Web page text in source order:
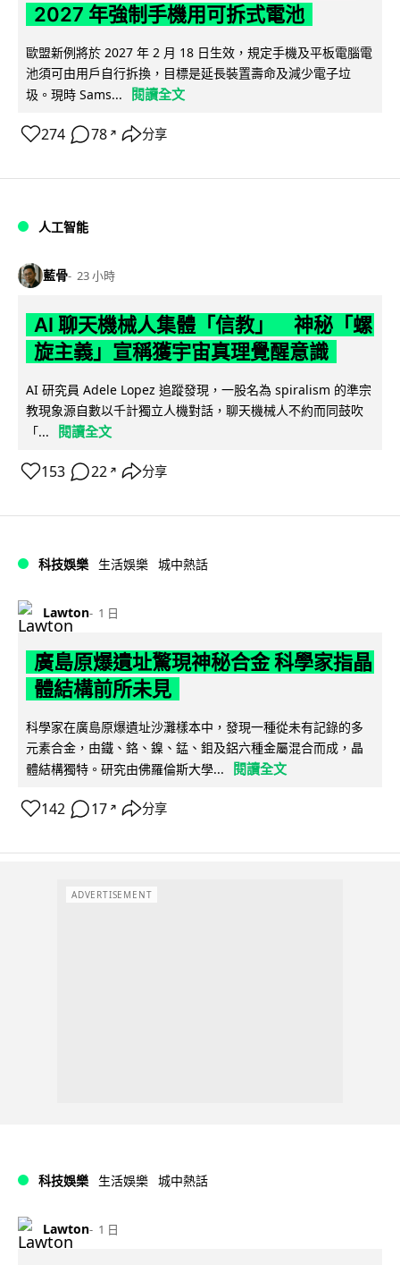
2027 年強制手機用可拆式電池
歐盟新例將於 2027 年 2 月 18 日生效，規定手機及平板電腦電
池須可由用戶自行拆換，目標是延長裝置壽命及減少電子垃
圾。現時 Sams...
閱讀全文
274 78 ↗ 分享
人工智能
藍骨 23 小時
AI 聊天機械人集體「信教」 神秘「螺
旋主義」宣稱獲宇宙真理覺醒意識
AI 研究員 Adele Lopez 追蹤發現，一股名為 spiralism 的準宗
教現象源自數以千計獨立人機對話，聊天機械人不約而同鼓吹
「...
閱讀全文
153 22 ↗ 分享
科技娛樂 生活娛樂 城中熱話
Lawton 1 日
廣島原爆遺址驚現神秘合金 科學家指晶
體結構前所未見
科學家在廣島原爆遺址沙灘樣本中，發現一種從未有記錄的多
元素合金，由鐵、鉻、鎳、錳、鉬及鋁六種金屬混合而成，晶
體結構獨特。研究由佛羅倫斯大學...
閱讀全文
142 17 ↗ 分享
ADVERTISEMENT
科技娛樂 生活娛樂 城中熱話
Lawton 1 日